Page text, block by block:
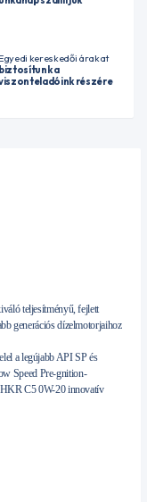
Egyedi kereskedői árakat
a
részére
teljesítményű, fejlett
generációs dízelmotorjaihoz
a legújabb API SP és
Speed Pre-gnition-
C5 0W-20 innovatív